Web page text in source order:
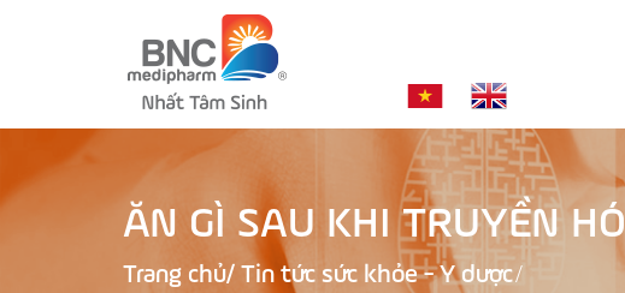
ĂN GÌ SAU KHI TRUYỀN
Trang chủ/ Tin tức sức khỏe - Y dược